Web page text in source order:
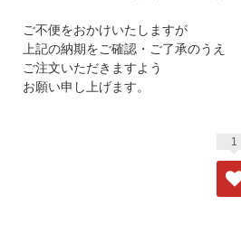
ご不便をおかけいたしますが
上記の納期をご確認・ご了承のうえ
ご注文いただきますよう
お願い申し上げます。
1